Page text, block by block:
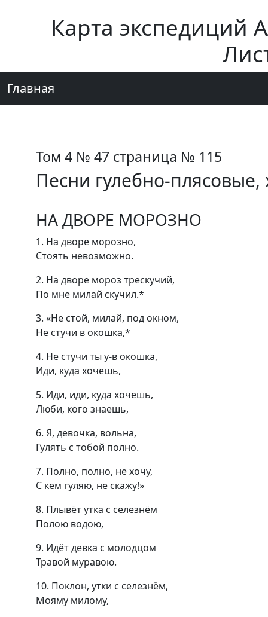
Карта экспедиций
Главная
Том 4 № 47 страница № 115
Песни гулебно-
НА ДВОРЕ МОРОЗНО
1. На дворе морозно,
Стоять невозможно.
2. На дворе мороз трескучий,
По мне милай скучил.*
3. «Не стой, милай, под окном,
Не стучи в окошка,*
4. Не стучи ты у-в окошка,
Иди, куда хочешь,
5. Иди, иди, куда хочешь,
Люби, кого знаешь,
6. Я, девочка, вольна,
Гулять с тобой полно.
7. Полно, полно, не хочу,
С кем гуляю, не скажу!»
8. Плывёт утка с селезнём
Полою водою,
9. Идёт девка с молодцом
Травой муравою.
10. Поклон, утки с селезнём,
Мояму милому,